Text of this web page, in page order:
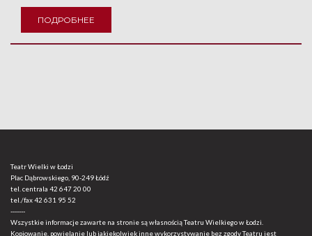
ПОДРОБНЕЕ
Teatr Wielki w Łodzi
Plac Dąbrowskiego, 90-249 Łódź
tel. centrala 42 647 20 00
tel./fax42 631 95 52
-------
Wszystkie informacje zawarte na stronie są własnością Teatru Wielkiego w Łodzi.
Kopiowanie, powielanie lub jakiekolwiek inne wykorzystywanie bez zgody Teatru jest